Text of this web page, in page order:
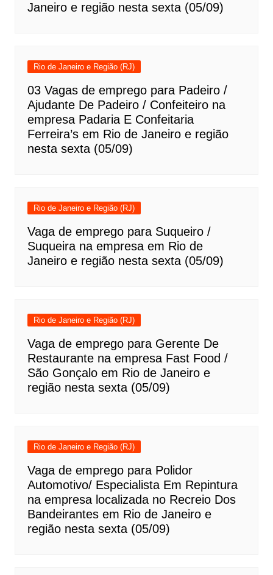
Janeiro e região nesta sexta (05/09)
Rio de Janeiro e Região (RJ)
03 Vagas de emprego para Padeiro /
Ajudante De Padeiro / Confeiteiro na
empresa Padaria E Confeitaria
Ferreira’s em Rio de Janeiro e região
nesta sexta (05/09)
Rio de Janeiro e Região (RJ)
Vaga de emprego para Suqueiro /
Suqueira na empresa em Rio de
Janeiro e região nesta sexta (05/09)
Rio de Janeiro e Região (RJ)
Vaga de emprego para Gerente De
Restaurante na empresa Fast Food /
São Gonçalo em Rio de Janeiro e
região nesta sexta (05/09)
Rio de Janeiro e Região (RJ)
Vaga de emprego para Polidor
Automotivo/ Especialista Em Repintura
na empresa localizada no Recreio Dos
Bandeirantes em Rio de Janeiro e
região nesta sexta (05/09)